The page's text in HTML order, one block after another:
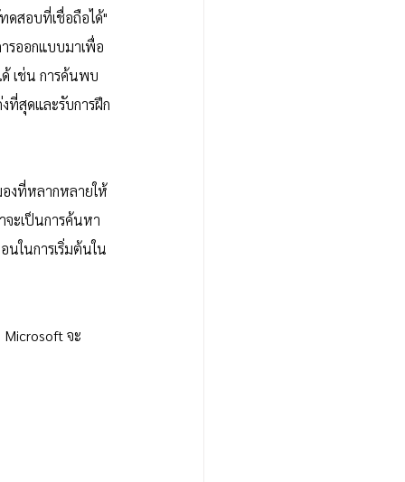
ดสอบที่เชื่อถือได้"
รออกแบบมาเพื่อ
เช่น การค้นพบ
ที่สุดและรับการฝึก
งที่หลากหลายให้
จะเป็นการค้นหา
ในการเริ่มต้นใน
จะ